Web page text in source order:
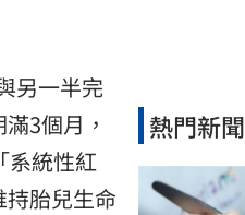
另一半完
3個月，
系統性紅
胎兒生命
熱門新聞